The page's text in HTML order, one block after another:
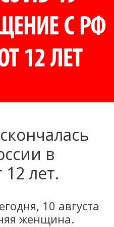
в
лет.
10 августа
женщина.